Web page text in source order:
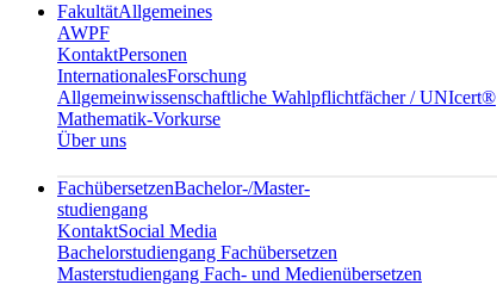
FakultätAllgemeines
AWPF
KontaktPersonen
InternationalesForschung
Allgemeinwissenschaftliche Wahlpflichtfächer / UNIcert®
Mathematik-Vorkurse
Über uns
FachübersetzenBachelor-/Master-
studiengang
KontaktSocial Media
Bachelorstudiengang Fachübersetzen
Masterstudiengang Fach- und Medienübersetzen